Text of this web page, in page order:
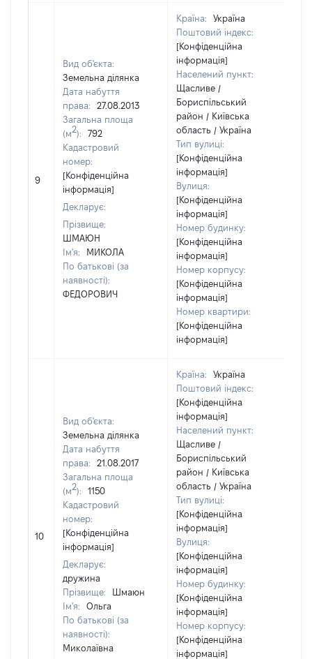
9
Вид об'єкта:
Земельна ділянка
Дата набуття
права:
27.08.2013
Загальна площа
(м2):
792
Кадастровий
номер:
[Конфіденційна
інформація]
Декларує:
Прізвище:
ШМАЮН
Ім'я:
МИКОЛА
По батькові (за
наявності):
ФЕДОРОВИЧ
Країна:
Україна
Поштовий індекс:
[Конфіденційна
інформація]
Населений пункт:
Щасливе /
Бориспільський
район / Київська
область / Україна
Тип вулиці:
[Конфіденційна
інформація]
Вулиця:
[Конфіденційна
інформація]
Номер будинку:
[Конфіденційна
інформація]
Номер корпусу:
[Конфіденційна
інформація]
Номер квартири:
[Конфіденційна
інформація]
10
Вид об'єкта:
Земельна ділянка
Дата набуття
права:
21.08.2017
Загальна площа
(м2):
1150
Кадастровий
номер:
[Конфіденційна
інформація]
Декларує:
дружина
Прізвище:
Шмаюн
Ім'я:
Ольга
По батькові (за
наявності):
Миколаївна
Країна:
Україна
Поштовий індекс:
[Конфіденційна
інформація]
Населений пункт:
Щасливе /
Бориспільський
район / Київська
область / Україна
Тип вулиці:
[Конфіденційна
інформація]
Вулиця:
[Конфіденційна
інформація]
Номер будинку:
[Конфіденційна
інформація]
Номер корпусу:
[Конфіденційна
інформація]